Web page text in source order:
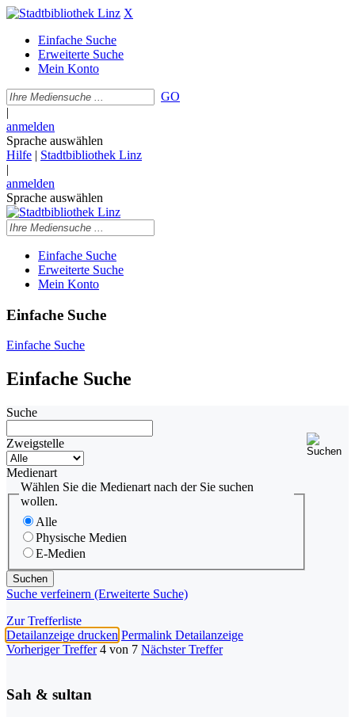
X
Einfache Suche
Erweiterte Suche
Mein Konto
GO
|
anmelden
Sprache auswählen
Hilfe | Stadtbibliothek Linz
|
anmelden
Sprache auswählen
Einfache Suche
Erweiterte Suche
Mein Konto
Einfache Suche
Einfache Suche
Einfache Suche
Suche
Zweigstelle
Medienart
Wählen Sie die Medienart nach der Sie suchen
wollen.
Alle
Physische Medien
E-Medien
Suche verfeinern (Erweiterte Suche)
Zur Trefferliste
Detailanzeige drucken Permalink Detailanzeige
Vorheriger Treffer 4 von 7 Nächster Treffer
Sah & sultan